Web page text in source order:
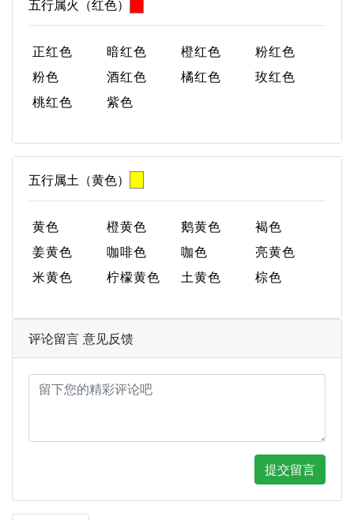
五行属火（红色）
正红色 暗红色 橙红色
粉红色
粉色
酒红色 橘红色
玫红色
桃红色
紫色
五行属土（黄色）
黄色 橙黄色 鹅黄色
褐色
姜黄色
咖啡色 咖色
亮黄色
米黄色
柠檬黄色 土黄色 棕色
评论留言 意见反馈
提交留言